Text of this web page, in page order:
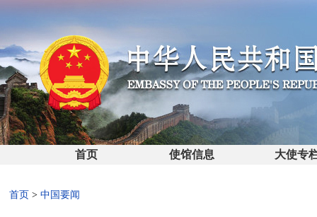
首页 使馆信息 大使专
首页 > 中国要闻